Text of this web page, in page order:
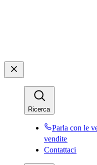
Ricerca​​
Parla con le
vendite​​
Contattaci​​